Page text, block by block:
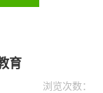
育
浏览次数：